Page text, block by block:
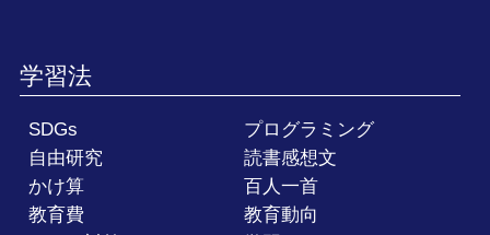
学習法
SDGs
プログラミング
自由研究
読書感想文
かけ算
百人一首
教育費
教育動向